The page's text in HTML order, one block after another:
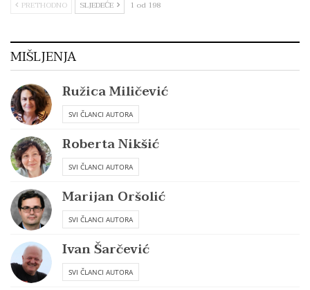
PRETHODNO SLJEDEĆE 1 od 198
MIŠLJENJA
Ružica Miličević
SVI ČLANCI AUTORA
Roberta Nikšić
SVI ČLANCI AUTORA
Marijan Oršolić
SVI ČLANCI AUTORA
Ivan Šarčević
SVI ČLANCI AUTORA